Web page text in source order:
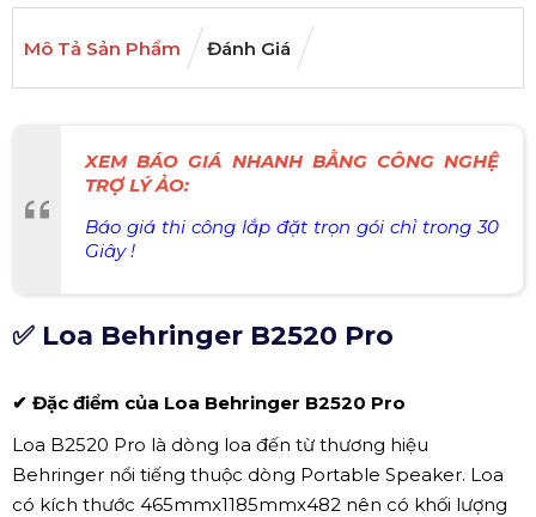
Mô Tả Sản Phẩm Đánh Giá
XEM BÁO GIÁ NHANH BẰNG CÔNG NGHỆ
TRỢ LÝ ẢO:
Báo giá thi công lắp đặt trọn gói chỉ trong 30
Giây !
✅ Loa Behringer B2520 Pro
✔ Đặc điểm của Loa Behringer B2520 Pro
Loa B2520 Pro là dòng loa đến từ thương hiệu
Behringer nổi tiếng thuộc dòng Portable Speaker. Loa
có kích thước 465mmx1185mmx482 nên có khối lượng